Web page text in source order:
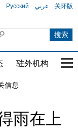
Русский عربي 关怀版
驻外机构 国
信息
雨在上